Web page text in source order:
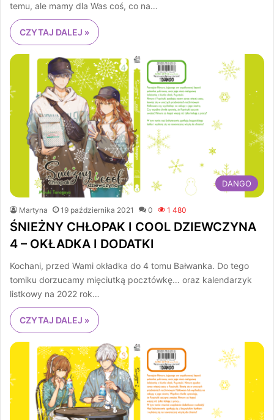
temu, ale mamy dla Was coś, co na…
CZYTAJ DALEJ »
DANGO
Martyna 19 października 2021 0 1 480
ŚNIEŻNY CHŁOPAK I COOL DZIEWCZYNA
4 – OKŁADKA I DODATKI
Kochani, przed Wami okładka do 4 tomu Bałwanka. Do tego
tomiku dorzucamy mięciutką pocztówkę… oraz kalendarzyk
listkowy na 2022 rok…
CZYTAJ DALEJ »